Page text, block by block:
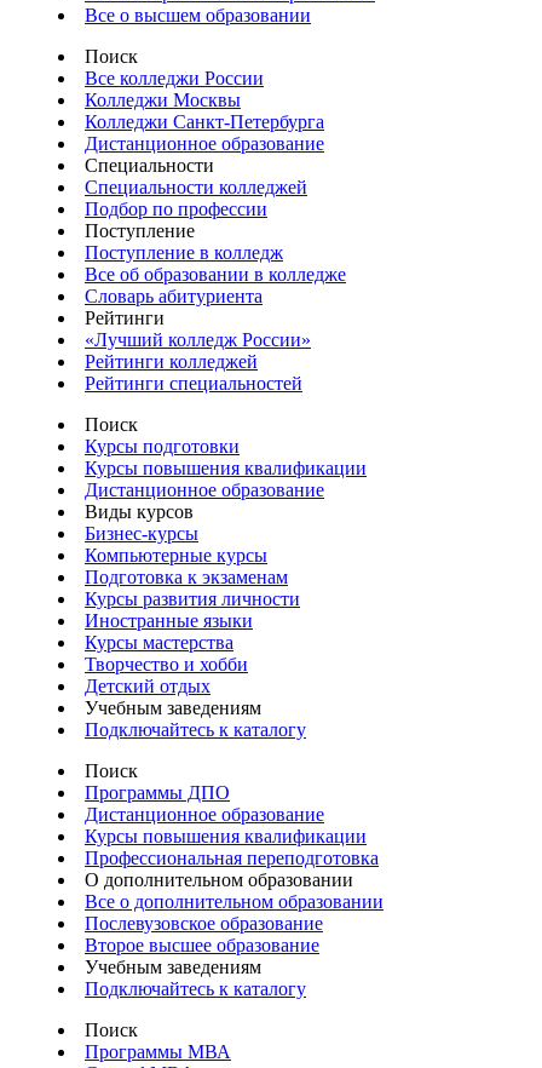
Все о высшем образовании
Поиск
Все колледжи России
Колледжи Москвы
Колледжи Санкт-Петербурга
Дистанционное образование
Специальности
Специальности колледжей
Подбор по профессии
Поступление
Поступление в колледж
Все об образовании в колледже
Словарь абитуриента
Рейтинги
«Лучший колледж России»
Рейтинги колледжей
Рейтинги специальностей
Поиск
Курсы подготовки
Курсы повышения квалификации
Дистанционное образование
Виды курсов
Бизнес-курсы
Компьютерные курсы
Подготовка к экзаменам
Курсы развития личности
Иностранные языки
Курсы мастерства
Творчество и хобби
Детский отдых
Учебным заведениям
Подключайтесь к каталогу
Поиск
Программы ДПО
Дистанционное образование
Курсы повышения квалификации
Профессиональная переподготовка
О дополнительном образовании
Все о дополнительном образовании
Послевузовское образование
Второе высшее образование
Учебным заведениям
Подключайтесь к каталогу
Поиск
Программы МВА